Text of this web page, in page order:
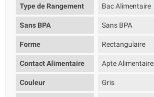
Type de Rangement Bac Alimentaire
Sans BPA Sans BPA
Forme Rectangulaire
Contact Alimentaire Apte Alimentaire
Couleur Gris